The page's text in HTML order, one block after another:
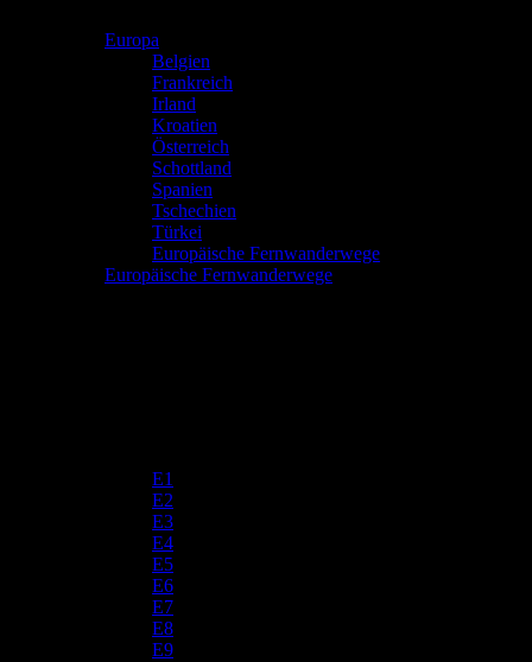
Europa
Belgien
Frankreich
Irland
Kroatien
Österreich
Schottland
Spanien
Tschechien
Türkei
Europäische Fernwanderwege
Europäische Fernwanderwege
E1
E2
E3
E4
E5
E6
E7
E8
E9